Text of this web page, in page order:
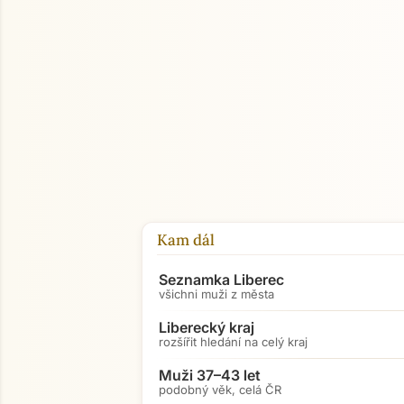
Kam dál
Seznamka Liberec
všichni muži z města
Liberecký kraj
rozšířit hledání na celý kraj
Muži 37–43 let
podobný věk, celá ČR